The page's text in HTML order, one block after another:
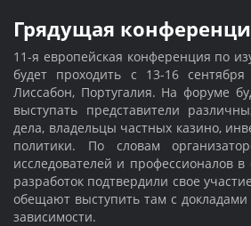
Грядущая
11-я европейская конференция по
будет проходить с 13-16
Лиссабон, Португалия. На форуме
выступать представители
дела, владельцы частных казино,
политики. По словам
исследователей и профессионалов
разработок подтвердили свое
обещают выступить там с
зависимости.